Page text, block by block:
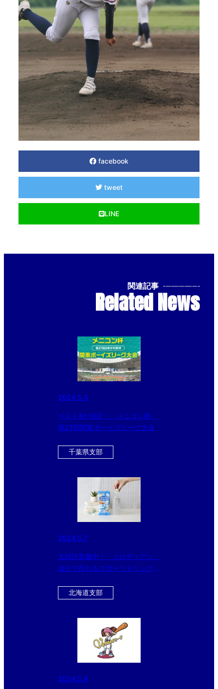
facebook
tweet
LINE
関連記事 --------------
Related News
2024.5.4
ベスト4が決定！ メニコン杯
第27回関東ボーイズリーグ大会
千葉県支部
2024.5.7
大好評実施中！「メロディアン
自分で作れるスポーツドリンク」
ス！！ 今ならさらに黒酢ドリン
北海道支部
2024.5.6